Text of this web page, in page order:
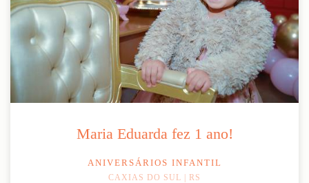
Maria Eduarda fez 1 ano!
ANIVERSÁRIOS INFANTIL
CAXIAS DO SUL | RS